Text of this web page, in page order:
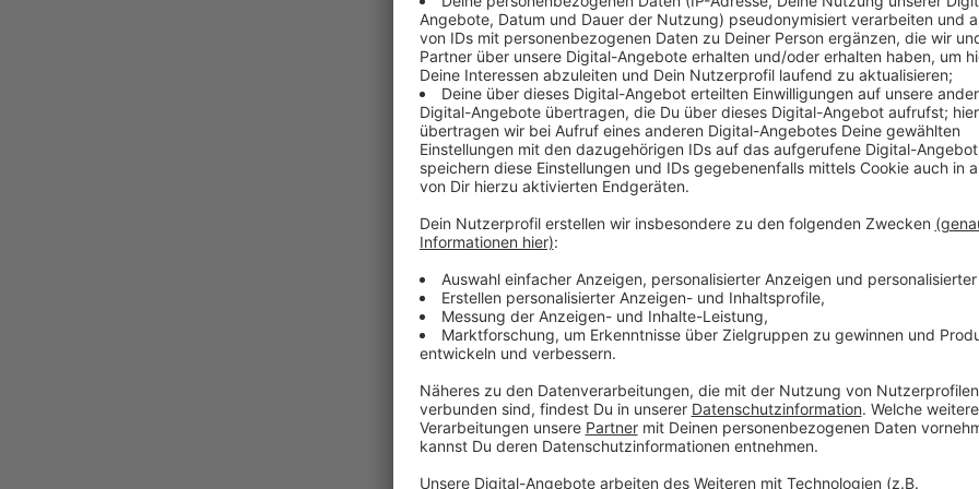
Über diese neue Zusammenarbeit freuen sich beide
hofft durch die Ausbildungsmöglichkeiten auf mehr
für ihre Studenten gebe es in Opladen besonders in
Wirbelsäulenchirurgie und der
Krankenhaus musste vor dem Kooperationsdeal
Anzeige
Weitere Meldungen aus Leverkusen
Anzeige
Tierheim Leverkusen kriegt neuen Anbau
Wiederaufbauhilfe: Frist für Unternehmen verlängert